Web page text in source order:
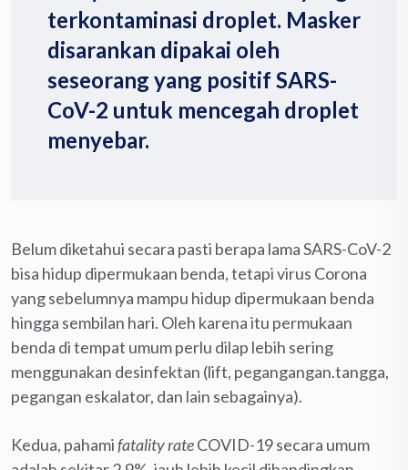
terkontaminasi droplet. Masker
disarankan dipakai oleh
seseorang yang positif SARS-
CoV-2 untuk mencegah droplet
menyebar.
Belum diketahui secara pasti berapa lama SARS-CoV-2
bisa hidup dipermukaan benda, tetapi virus Corona
yang sebelumnya mampu hidup dipermukaan benda
hingga sembilan hari. Oleh karena itu permukaan
benda di tempat umum perlu dilap lebih sering
menggunakan desinfektan (lift, pegangangan.tangga,
pegangan eskalator, dan lain sebagainya).
Kedua, pahamifatality rateCOVID-19 secara umum